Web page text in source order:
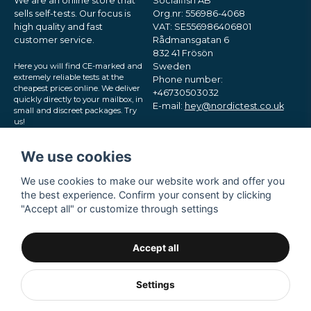
sells self-tests. Our focus is
high quality and fast
customer service.
Here you will find CE-marked and
extremely reliable tests at the
cheapest prices online. We deliver
quickly directly to your mailbox, in
small and discreet packages. Try
us!
Org.nr: 556986-4068
VAT: SE556986406801
Rådmansgatan 6
832 41 Frösön
Sweden
Phone number:
+46730503032
E-mail: hey@nordictest.co.uk
We use cookies
We use cookies to make our website work and offer you
the best experience. Confirm your consent by clicking
"Accept all" or customize through settings
Accept all
Settings